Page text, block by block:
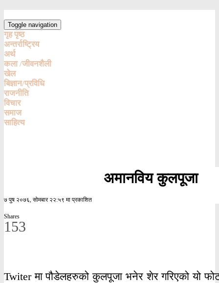
Toggle navigation
गृह पृष्ठ
अन्तर्राष्ट्रिय
अर्थ
कला /जीवनशैली
खेल
बिज्ञान/प्रविधि
राजनीति
विचार
समाज
साहित्य
अमानविय कुलपूजा
७ पुष २०७६, सोमबार २२:५९ मा प्रकाशित
Shares
153
Twiter मा पौडेलहरुको कुलपूजा भनेर शेर गरिएको यो